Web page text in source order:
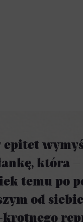
epitet
która
temu
od
krotnego